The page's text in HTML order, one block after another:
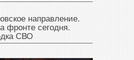
направление.
фронте сегодня.
СВО